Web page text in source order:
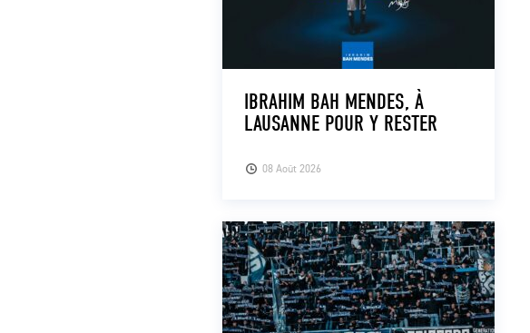
08 Août 2026
IBRAHIM BAH MENDES, À
LAUSANNE POUR Y RESTER